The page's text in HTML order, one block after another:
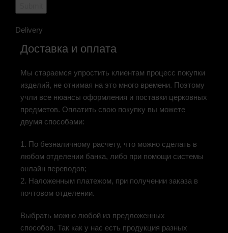
Delivery
Доставка и оплата
Мы стараемся упростить клиентам процесс покупки
изделий, не отнимая на это много времени. Поэтому
учли все нюансы оформления и поставки церковных
предметов. Оплатить свою покупку вы можете
двумя способами:
1. По безналичному расчету, что можно сделать в
любом отделении банка, либо при помощи системы
онлайн переводов;
2. Наложенным платежом, при получении заказа в
почтовом отделении.
Выбрать можно любой из предложенных
способов. Так как у нас есть продукция разных